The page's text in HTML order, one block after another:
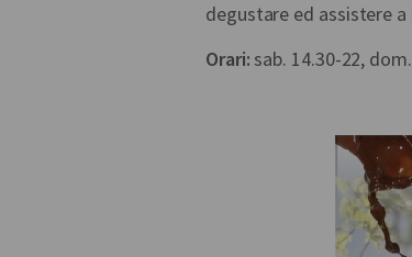
degustare ed assistere
Orari: sab. 14.30-22,